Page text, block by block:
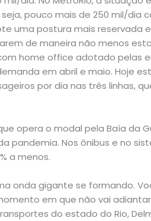
pouco mais de 250 mil/dia
uma postura mais reservada
de maneira não menos
home office adotado pelas
em abril e maio. Hoje
por dia nas três linhas,
opera o modal pela Baía da
pandemia. Nos ônibus e no
a menos.
onda gigante se formando.
em que não vai
do estado do Rio,